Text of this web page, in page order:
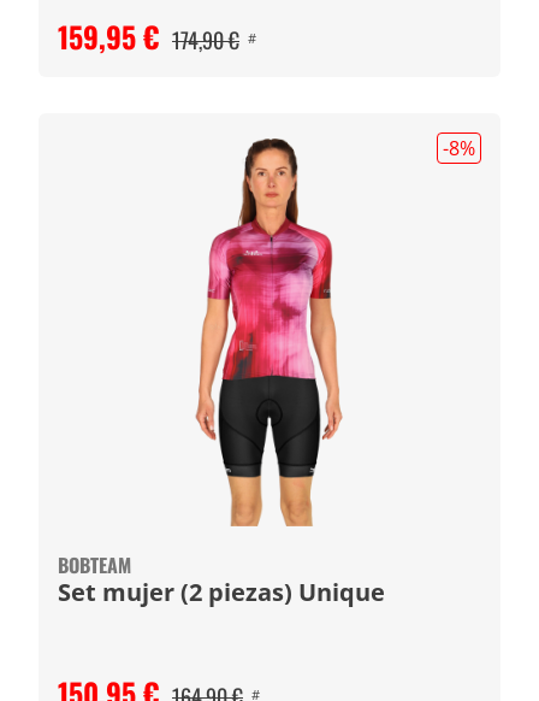
159,95 € 174,90 € #
-8%
BOBTEAM
Set mujer (2 piezas) Unique
#